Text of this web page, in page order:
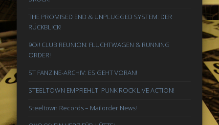
THE PROMISED END & UNPLUGGED SYSTEM: DER
RÜCKBLICK!
9Oi! CLUB REUNION: FLUCHTWAGEN & RUNNING
ORDER!
ST FANZINE-ARCHIV: ES GEHT VORAN!
STEELTOWN EMPFIEHLT: PUNK ROCK LIVE ACTION!
Steeltown Records – Mailorder News!